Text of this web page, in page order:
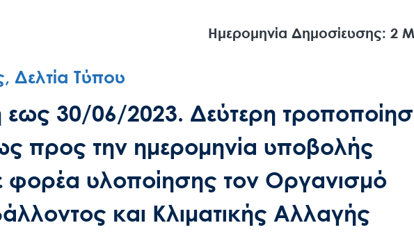
Ημερομηνία Δημοσίευσης: 2
Δελτία Τύπου
30/06/2023. Δεύτερη
προς την ημερομηνία υποβολής
φορέα υλοποίησης τον Οργανισμό
και Κλιματικής Αλλαγής